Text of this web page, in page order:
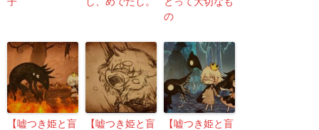
の
【嘘つき姫と盲
【嘘つき姫と盲
【嘘つき姫と盲